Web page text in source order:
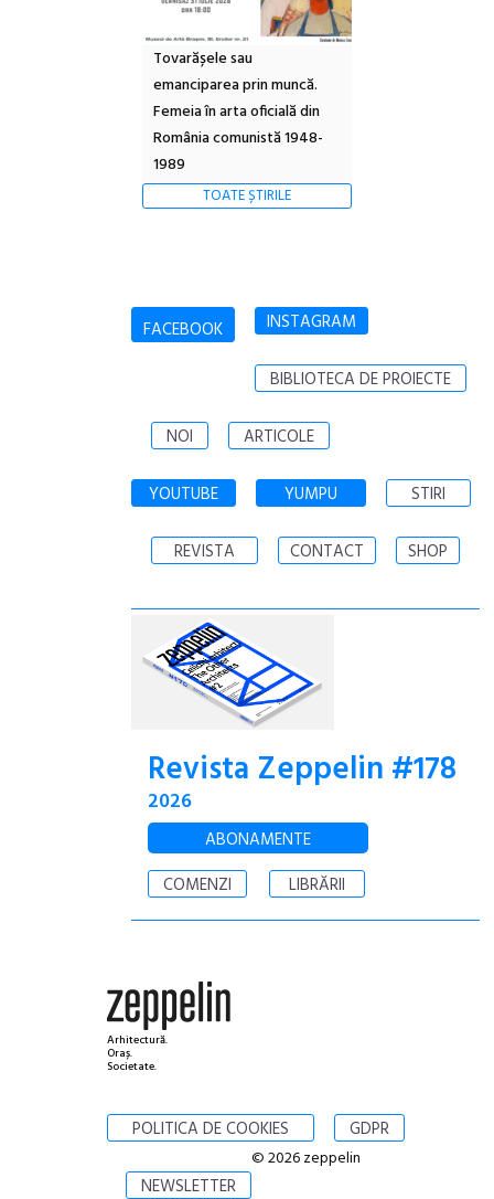
Tovarășele sau
emanciparea prin muncă.
Femeia în arta oficială din
România comunistă 1948-
1989
TOATE ȘTIRILE
FACEBOOK INSTAGRAM
BIBLIOTECA DE PROIECTE
NOI ARTICOLE
YOUTUBE YUMPU STIRI
REVISTA CONTACT SHOP
Revista Zeppelin #178
2026
ABONAMENTE
COMENZI
LIBRĂRII
Arhitectură.
Oraș.
Societate.
POLITICA DE COOKIES GDPR
NEWSLETTER
© 2026 zeppelin